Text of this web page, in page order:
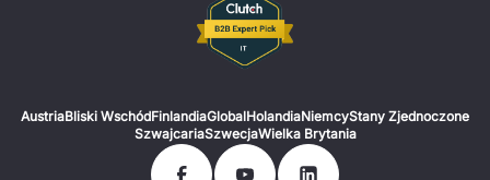
AustriaBliski WschódFinlandiaGlobalHolandiaNiemcyStany Zjednoczone
SzwajcariaSzwecjaWielka Brytania